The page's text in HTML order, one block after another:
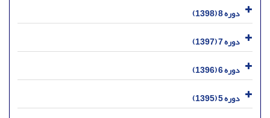
دوره 8 (1398)
دوره 7 (1397)
دوره 6 (1396)
دوره 5 (1395)